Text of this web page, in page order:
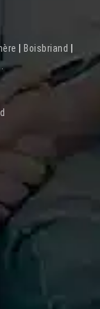
Boisbriand
...